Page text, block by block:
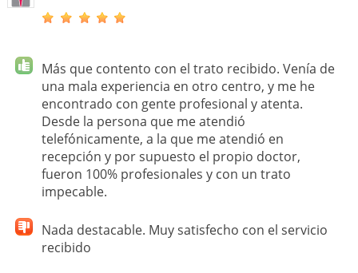
Más que contento con el trato recibido. Venía de
una mala experiencia en otro centro, y me he
encontrado con gente profesional y atenta.
Desde la persona que me atendió
telefónicamente, a la que me atendió en
recepción y por supuesto el propio doctor,
fueron 100% profesionales y con un trato
impecable.
Nada destacable. Muy satisfecho con el servicio
recibido